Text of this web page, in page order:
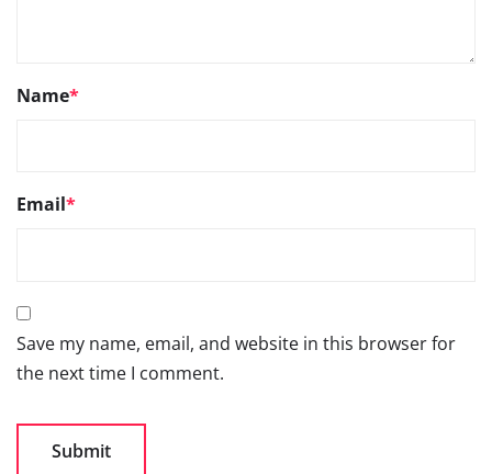
Name*
Email*
Save my name, email, and website in this browser for
the next time I comment.